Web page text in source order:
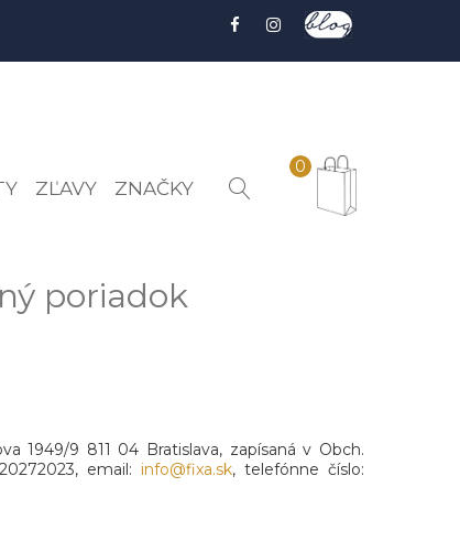
ZĽAVY ZNAČKY
0
poriadok
1949/9 811 04 Bratislava, zapísaná v Obch.
email: info@fixa.sk, telefónne číslo: